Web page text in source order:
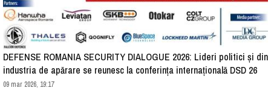
DEFENSE ROMANIA SECURITY DIALOGUE 2026: Lideri politici și din
industria de apărare se reunesc la conferința internațională DSD 26
09 mar 2026, 19:17